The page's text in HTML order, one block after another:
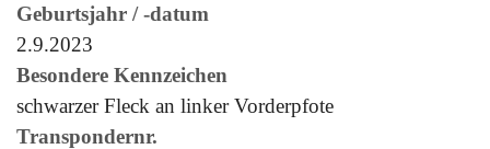
Geburtsjahr / -datum
2.9.2023
Besondere Kennzeichen
schwarzer Fleck an linker Vorderpfote
Transpondernr.